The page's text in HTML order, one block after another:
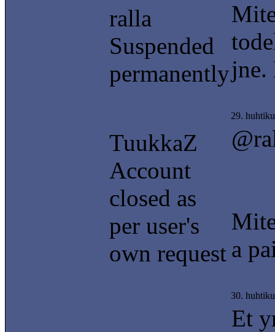
ralla
Suspended
permanentlyjne.
TuukkaZ
Account
closed as
per user's
own request
29.
a
30.
Et